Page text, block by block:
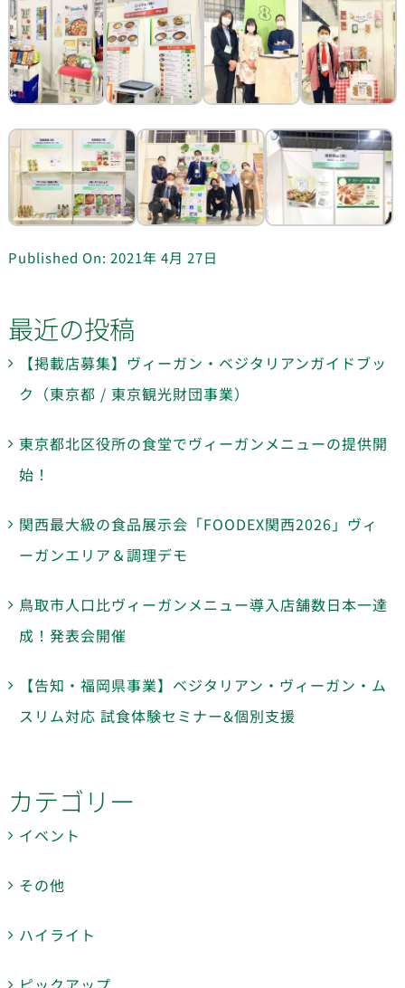
Published On: 2021年 4月 27日
最近の投稿
【掲載店募集】ヴィーガン・ベジタリアンガイドブッ
ク（東京都 / 東京観光財団事業）
東京都北区役所の食堂でヴィーガンメニューの提供開
始！
関西最大級の食品展示会「FOODEX関西2026」ヴィ
ーガンエリア＆調理デモ
鳥取市人口比ヴィーガンメニュー導入店舗数日本一達
成！発表会開催
【告知・福岡県事業】ベジタリアン・ヴィーガン・ム
スリム対応 試食体験セミナー&個別支援
カテゴリー
イベント
その他
ハイライト